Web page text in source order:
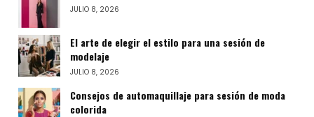
JULIO 8, 2026
El arte de elegir el estilo para una sesión de
modelaje
JULIO 8, 2026
Consejos de automaquillaje para sesión de moda
colorida